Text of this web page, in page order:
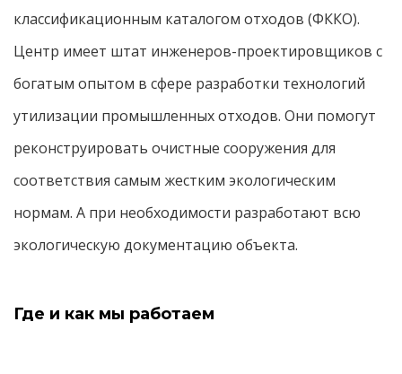
классификационным каталогом отходов (ФККО).
Центр имеет штат инженеров-проектировщиков с
богатым опытом в сфере разработки технологий
утилизации промышленных отходов. Они помогут
реконструировать очистные сооружения для
соответствия самым жестким экологическим
нормам. А при необходимости разработают всю
экологическую документацию объекта.
Где и как мы работаем